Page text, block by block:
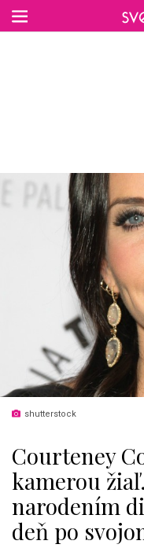
shutterstock
Courteney
kamerou
narodením
deň po